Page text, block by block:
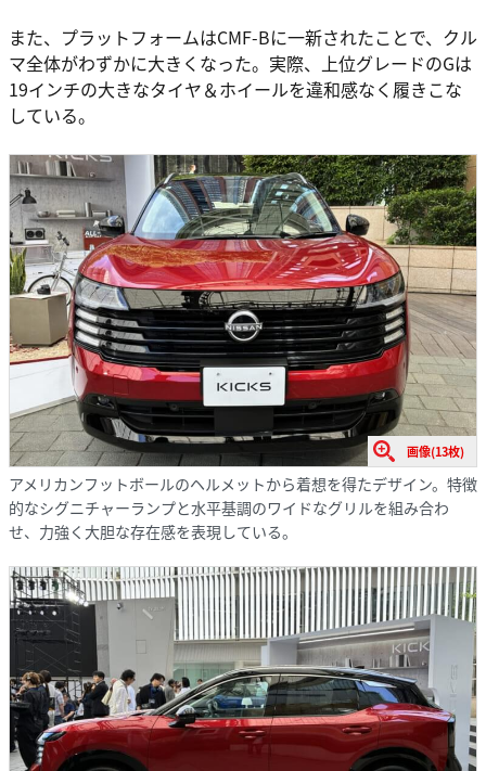
また、プラットフォームはCMF-Bに一新されたことで、クル
マ全体がわずかに大きくなった。実際、上位グレードのGは
19インチの大きなタイヤ＆ホイールを違和感なく履きこな
している。
画像(13枚)
アメリカンフットボールのヘルメットから着想を得たデザイン。特徴
的なシグニチャーランプと水平基調のワイドなグリルを組み合わ
せ、力強く大胆な存在感を表現している。